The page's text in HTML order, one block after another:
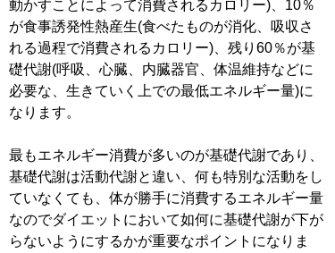
動かすことによって消費されるカロリー)、10％
が食事誘発性熱産生(食べたものが消化、吸収さ
れる過程で消費されるカロリー)、残り60％が基
礎代謝(呼吸、心臓、内臓器官、体温維持などに
必要な、生きていく上での最低エネルギー量)に
なります。
最もエネルギー消費が多いのが基礎代謝であり、
基礎代謝は活動代謝と違い、何も特別な活動をし
ていなくても、体が勝手に消費するエネルギー量
なのでダイエットにおいて如何に基礎代謝が下が
らないようにするかが重要なポイントになりま